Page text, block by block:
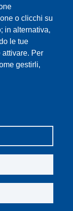
o clicchi su
in alternativa,
le tue
Per
gestirli,
Tel. 059
Reggio